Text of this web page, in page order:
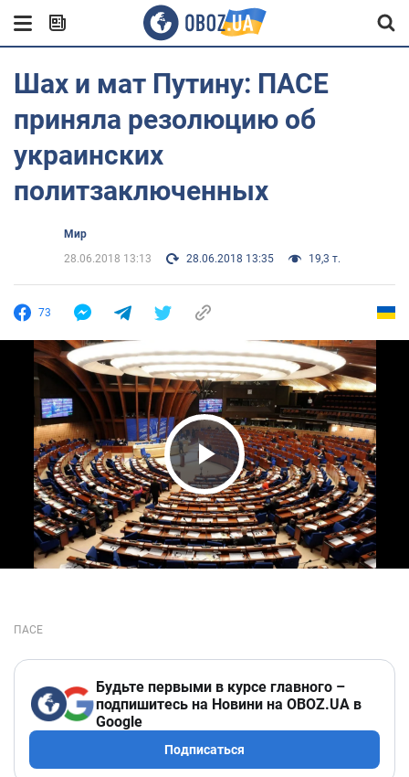
Шах и мат Путину: ПАСЕ
приняла резолюцию об
украинских
политзаключенных
Мир
28.06.2018 13:13
28.06.2018 13:35 19,3 т.
73
Play Video
Будьте первыми в курсе главного –
подпишитесь на Новини на OBOZ.UA в
Google
Подписаться